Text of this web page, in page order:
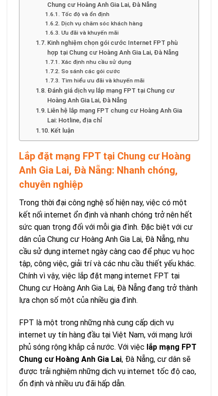
Chung cư Hoàng Anh Gia Lai, Đà Nẵng
Tốc độ và ổn định
Dịch vụ chăm sóc khách hàng
Ưu đãi và khuyến mãi
Kinh nghiệm chọn gói cước Internet FPT phù
hợp tại Chung cư Hoàng Anh Gia Lai, Đà Nẵng
Xác định nhu cầu sử dụng
So sánh các gói cước
Tìm hiểu ưu đãi và khuyến mãi
Đánh giá dịch vụ lắp mạng FPT tại Chung cư
Hoàng Anh Gia Lai, Đà Nẵng
Liên hệ lắp mạng FPT chung cư Hoàng Anh Gia
Lai: Hotline, địa chỉ
Kết luận
Lắp đặt mạng FPT tại Chung cư Hoàng
Anh Gia Lai, Đà Nẵng: Nhanh chóng,
chuyên nghiệp
Trong thời đại công nghệ số hiện nay, việc có một
kết nối internet ổn định và nhanh chóng trở nên hết
sức quan trọng đối với mỗi gia đình. Đặc biệt với cư
dân của Chung cư Hoàng Anh Gia Lai, Đà Nẵng, nhu
cầu sử dụng internet ngày càng cao để phục vụ học
tập, công việc, giải trí và các nhu cầu thiết yếu khác.
Chính vì vậy, việc lắp đặt mạng internet FPT tại
Chung cư Hoàng Anh Gia Lai, Đà Nẵng đang trở thành
lựa chọn số một của nhiều gia đình.
FPT là một trong những nhà cung cấp dịch vụ
internet uy tín hàng đầu tại Việt Nam, với mạng lưới
phủ sóng rộng khắp cả nước. Với việc lắp mạng FPT
Chung cư Hoàng Anh Gia Lai, Đà Nẵng, cư dân sẽ
được trải nghiệm những dịch vụ internet tốc độ cao,
ổn định và nhiều ưu đãi hấp dẫn.